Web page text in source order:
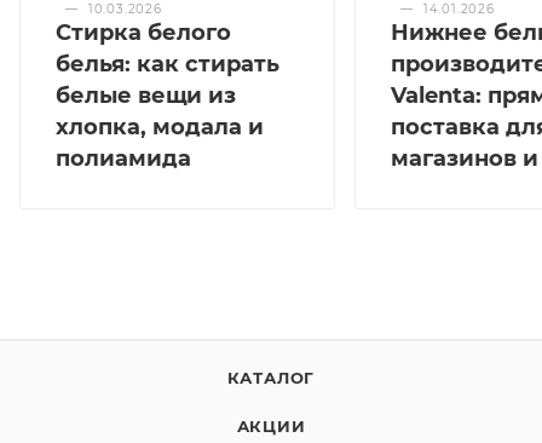
—
10.03.2026
Стирка белого
белья: как стирать
белые вещи из
хлопка, модала и
полиамида
—
14.01.2026
Нижнее
Valenta:
поставка
магазинов
КАТАЛОГ
АКЦИИ